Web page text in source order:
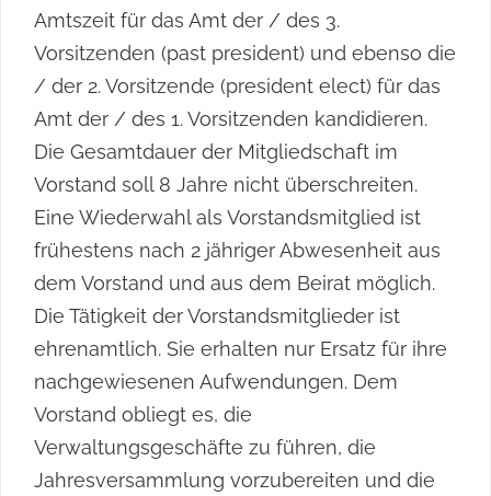
Amtszeit für das Amt der / des 3.
Vorsitzenden (past president) und ebenso die
/ der 2. Vorsitzende (president elect) für das
Amt der / des 1. Vorsitzenden kandidieren.
Die Gesamtdauer der Mitgliedschaft im
Vorstand soll 8 Jahre nicht überschreiten.
Eine Wiederwahl als Vorstandsmitglied ist
frühestens nach 2 jähriger Abwesenheit aus
dem Vorstand und aus dem Beirat möglich.
Die Tätigkeit der Vorstandsmitglieder ist
ehrenamtlich. Sie erhalten nur Ersatz für ihre
nachgewiesenen Aufwendungen. Dem
Vorstand obliegt es, die
Verwaltungsgeschäfte zu führen, die
Jahresversammlung vorzubereiten und die